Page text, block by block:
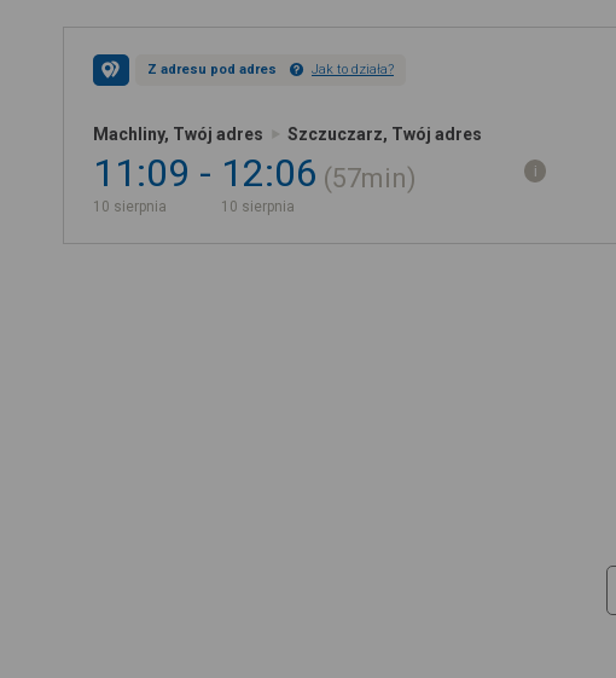
Z adresu pod adres Jak to działa?
Machliny, Twój adres Szczuczarz, Twój adres
11:09
10 sierpnia
12:06
10 sierpnia
57min